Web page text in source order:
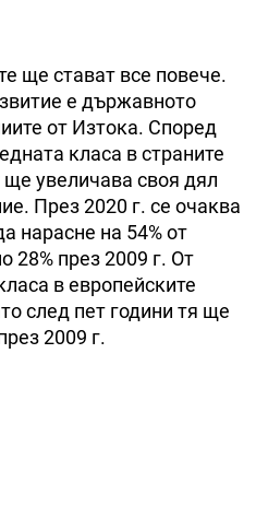
ще стават все повече.
е държавното
от Изтока. Според
класа в страните
ще увеличава своя дял
През 2020 г. се очаква
нарасне на 54% от
28% през 2009 г. От
в европейските
след пет години тя ще
2009 г.